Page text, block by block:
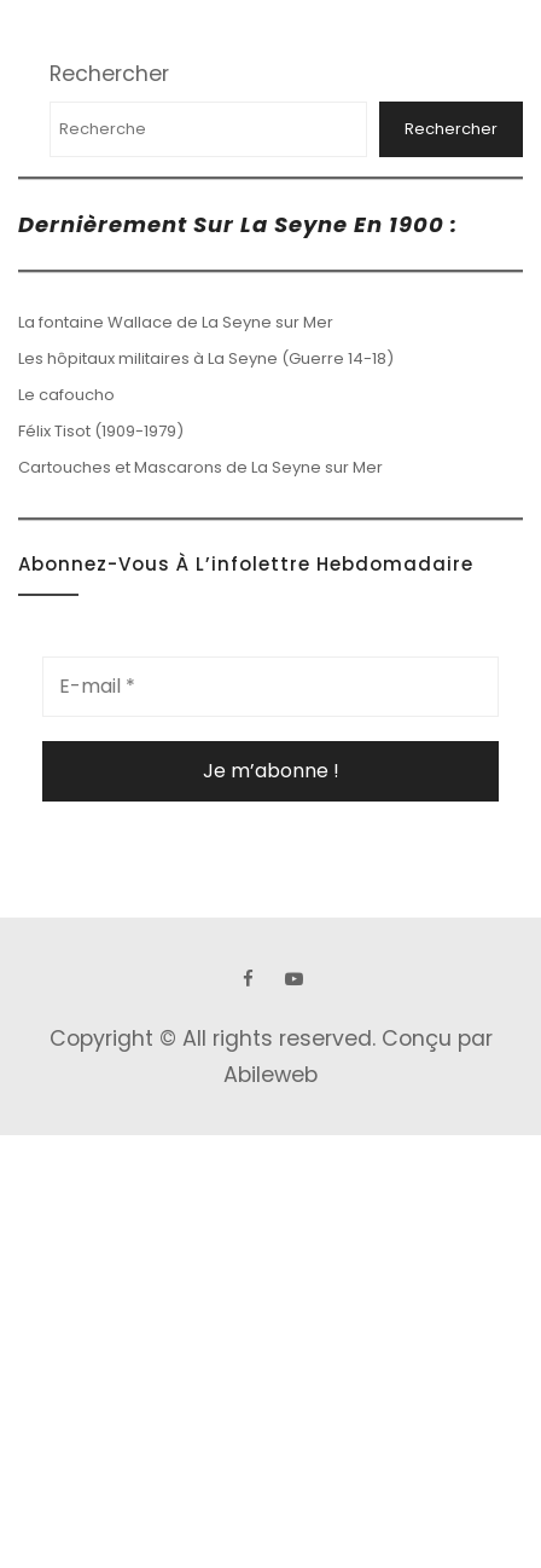
Rechercher
Rechercher
Dernièrement Sur La Seyne En 1900 :
La fontaine Wallace de La Seyne sur Mer
Les hôpitaux militaires à La Seyne (Guerre 14-18)
Le cafoucho
Félix Tisot (1909-1979)
Cartouches et Mascarons de La Seyne sur Mer
Abonnez-Vous À L’infolettre Hebdomadaire
Copyright © All rights reserved. Conçu par
Abileweb